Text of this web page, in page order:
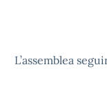
L’assemblea